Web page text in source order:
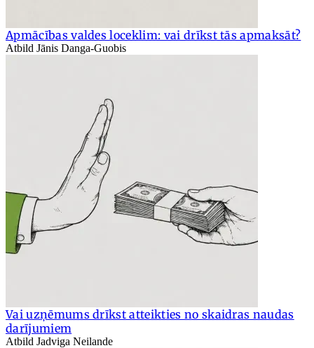
Apmācības valdes loceklim: vai drīkst tās apmaksāt?
Atbild Jānis Danga-Guobis
Vai uzņēmums drīkst atteikties no skaidras naudas
darījumiem
Atbild Jadviga Neilande